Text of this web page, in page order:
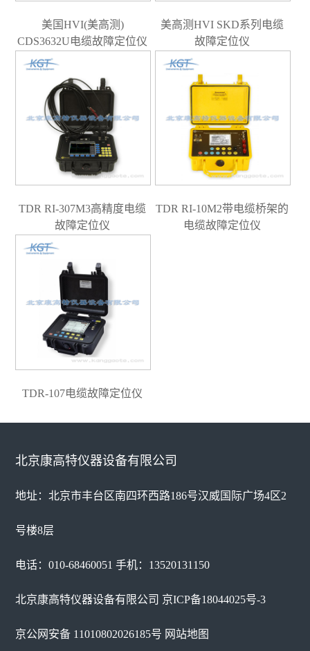
美国HVI(美高测)
CDS3632U电缆故障定位仪
美高测HVI SKD系列电缆
故障定位仪
TDR RI-307M3高精度电缆
故障定位仪
TDR RI-10M2带电缆桥架的
电缆故障定位仪
TDR-107电缆故障定位仪
北京康高特仪器设备有限公司
地址：北京市丰台区南四环西路186号汉威国际广场4区2
号楼8层
电话：010-68460051 手机：13520131150
北京康高特仪器设备有限公司 京ICP备18044025号-3
京公网安备 11010802026185号 网站地图